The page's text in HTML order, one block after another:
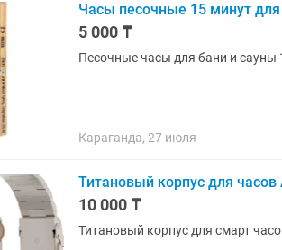
Часы песочные 15 минут
5 000 ₸
Песочные часы для бани и сауны
Караганда, 27 июля
Титановый корпус для часов
10 000 ₸
Титановый корпус для смарт